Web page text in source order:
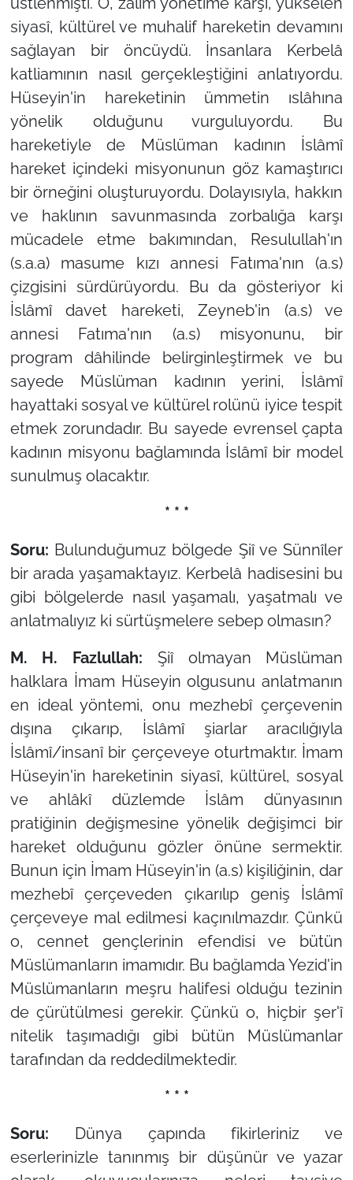
siyasî, kültürel ve muhalif hareketin devamını
sağlayan bir öncüydü. İnsanlara Kerbelâ
katliamının nasıl gerçekleştiğini anlatıyordu.
Hüseyin'in hareketinin ümmetin ıslâhına
yönelik olduğunu vurguluyordu. Bu
hareketiyle de Müslüman kadının İslâmî
hareket içindeki misyonunun göz kamaştırıcı
bir örneğini oluşturuyordu. Dolayısıyla, hakkın
ve haklının savunmasında zorbalığa karşı
mücadele etme bakımından, Resulullah'ın
(s.a.a) masume kızı annesi Fatıma'nın (a.s)
çizgisini sürdürüyordu. Bu da gösteriyor ki
İslâmî davet hareketi, Zeyneb'in (a.s) ve
annesi Fatıma'nın (a.s) misyonunu, bir
program dâhilinde belirginleştirmek ve bu
sayede Müslüman kadının yerini, İslâmî
hayattaki sosyal ve kültürel rolünü iyice tespit
etmek zorundadır. Bu sayede evrensel çapta
kadının misyonu bağlamında İslâmî bir model
sunulmuş olacaktır.
* * *
Soru: Bulunduğumuz bölgede Şiî ve Sünnîler
bir arada yaşamaktayız. Kerbelâ hadisesini bu
gibi bölgelerde nasıl yaşamalı, yaşatmalı ve
anlatmalıyız ki sürtüşmelere sebep olmasın?
M. H. Fazlullah: Şiî olmayan Müslüman
halklara İmam Hüseyin olgusunu anlatmanın
en ideal yöntemi, onu mezhebî çerçevenin
dışına çıkarıp, İslâmî şiarlar aracılığıyla
İslâmî/insanî bir çerçeveye oturtmaktır. İmam
Hüseyin'in hareketinin siyasî, kültürel, sosyal
ve ahlâkî düzlemde İslâm dünyasının
pratiğinin değişmesine yönelik değişimci bir
hareket olduğunu gözler önüne sermektir.
Bunun için İmam Hüseyin'in (a.s) kişiliğinin, dar
mezhebî çerçeveden çıkarılıp geniş İslâmî
çerçeveye mal edilmesi kaçınılmazdır. Çünkü
o, cennet gençlerinin efendisi ve bütün
Müslümanların imamıdır. Bu bağlamda Yezid'in
Müslümanların meşru halifesi olduğu tezinin
de çürütülmesi gerekir. Çünkü o, hiçbir şer'î
nitelik taşımadığı gibi bütün Müslümanlar
tarafından da reddedilmektedir.
* * *
Soru: Dünya çapında fikirleriniz ve
eserlerinizle tanınmış bir düşünür ve yazar